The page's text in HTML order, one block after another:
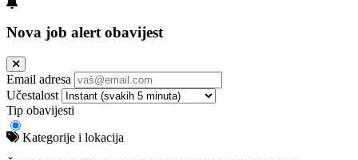
Nova job alert obavijest
Email adresa
Učestalost
Tip obavijesti
Kategorije i lokacija